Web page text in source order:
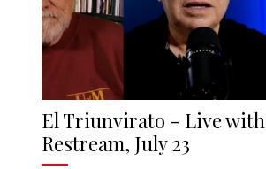
El Triunvirato - Live with
Restream, July 23